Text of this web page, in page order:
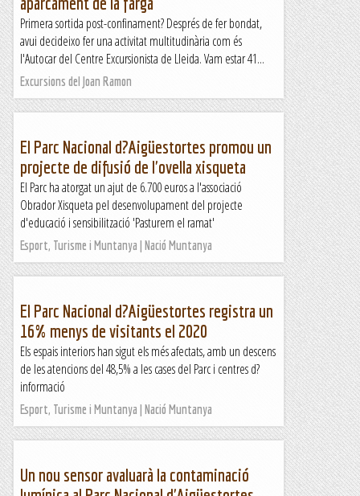
Primera sortida post-confinament? Després de fer bondat,
avui decideixo fer una activitat multitudinària com és
l'Autocar del Centre Excursionista de Lleida. Vam estar 41...
Excursions del Joan Ramon
El Parc Nacional d?Aigüestortes promou un
projecte de difusió de l'ovella xisqueta
El Parc ha atorgat un ajut de 6.700 euros a l'associació
Obrador Xisqueta pel desenvolupament del projecte
d'educació i sensibilització 'Pasturem el ramat'
Esport, Turisme i Muntanya | Nació Muntanya
El Parc Nacional d?Aigüestortes registra un
16% menys de visitants el 2020
Els espais interiors han sigut els més afectats, amb un descens
de les atencions del 48,5% a les cases del Parc i centres d?
informació
Esport, Turisme i Muntanya | Nació Muntanya
Un nou sensor avaluarà la contaminació